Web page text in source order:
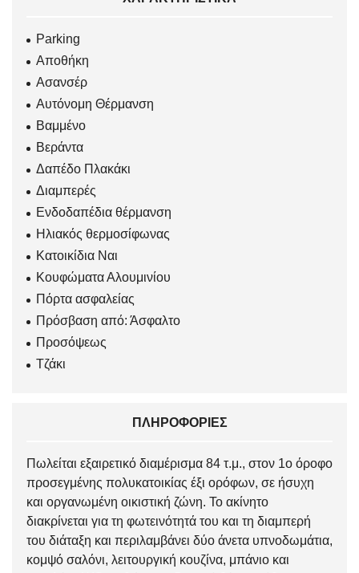
Parking
Αποθήκη
Ασανσέρ
Αυτόνομη Θέρμανση
Βαμμένο
Βεράντα
Δαπέδο Πλακάκι
Διαμπερές
Ενδοδαπέδια θέρμανση
Ηλιακός θερμοσίφωνας
Κατοικίδια Ναι
Κουφώματα Αλουμινίου
Πόρτα ασφαλείας
Πρόσβαση από: Άσφαλτο
Προσόψεως
Τζάκι
ΠΛΗΡΟΦΟΡΊΕΣ
Πωλείται εξαιρετικό διαμέρισμα 84 τ.μ., στον 1ο όροφο
προσεγμένης πολυκατοικίας έξι ορόφων, σε ήσυχη
και οργανωμένη οικιστική ζώνη. Το ακίνητο
διακρίνεται για τη φωτεινότητά του και τη διαμπερή
του διάταξη και περιλαμβάνει δύο άνετα υπνοδωμάτια,
κομψό σαλόνι, λειτουργική κουζίνα, μπάνιο και